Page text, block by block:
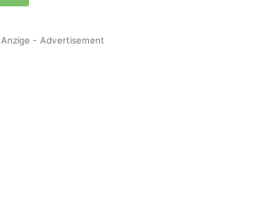
Anzige - Advertisement